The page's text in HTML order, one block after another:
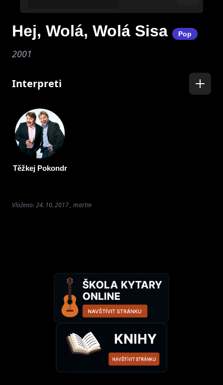
Hej, Wolá, Wolá Sisa Pop
2001
Interpreti
Těžkej Pokondr
Vloženo: 24. 10. 2017 , martin